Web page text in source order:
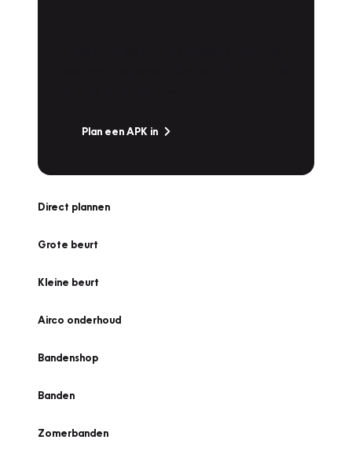
Plan een APK in
Direct plannen
Grote beurt
Kleine beurt
Airco onderhoud
Bandenshop
Banden
Zomerbanden